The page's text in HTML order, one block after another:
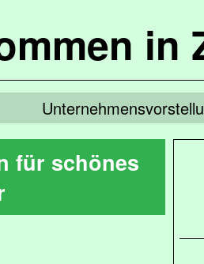
in
für schönes